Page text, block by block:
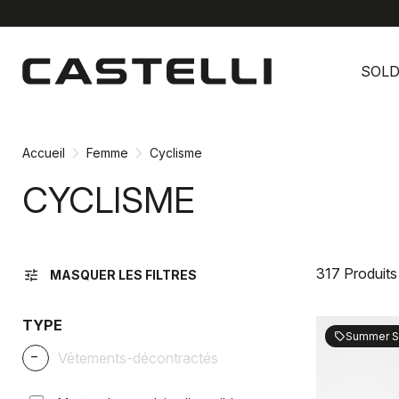
contenu
Accueil Femme Cyclisme
CYCLISME
tune MASQUER LES FILTRES 317
TYPE
_
Vêtements-décontractés
sellSummer